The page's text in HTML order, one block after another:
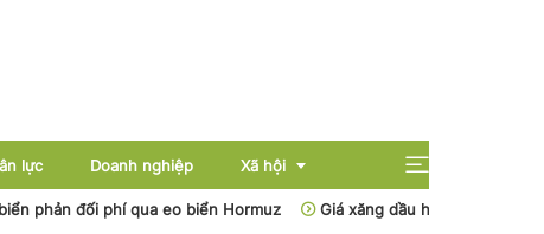
lực Doanh nghiệp Xã hội
đối phí qua eo biển Hormuz Giá xăng dầu hôm nay (7-8): Giá